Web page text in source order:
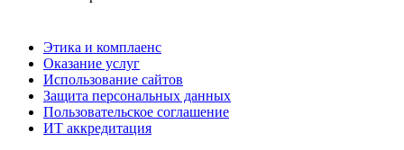
Этика и комплаенс
Оказание услуг
Использование сайтов
Защита персональных данных
Пользовательское соглашение
ИТ аккредитация